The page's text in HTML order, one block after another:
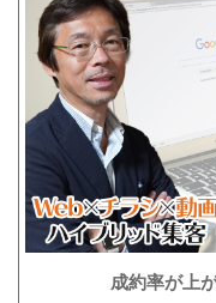
成約率が上